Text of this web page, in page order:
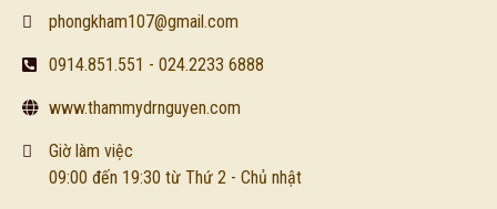
phongkham107@gmail.com
0914.851.551 - 024.2233 6888
www.thammydrnguyen.com
Giờ làm việc
09:00 đến 19:30 từ Thứ 2 - Chủ nhật